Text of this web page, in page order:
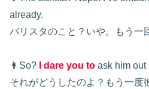
already.
バリスタのこと？いや。もう一
👩So? I dare you to ask him out
それがどうしたのよ？もう一度